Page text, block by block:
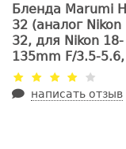
Бленда Marumi
32 (аналог Nikon
32, для Nikon 18-
135mm F/3.5-
70mm F/3.5-4.5G,
105mm F/3.5-
написать отзыв